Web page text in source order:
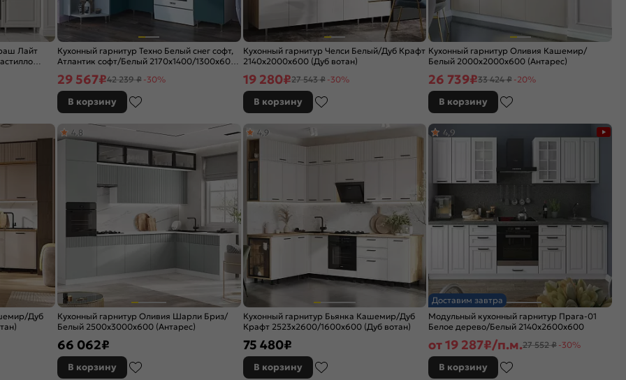
Лайт
Кухонный гарнитур Техно Белый снег софт,
Атлантик софт/Белый 2170x1400/1300x600
29 567₽42 239 ₽ -30%
В корзину
Кухонный гарнитур Челси Белый/Дуб Крафт
2140x2000x600 (Дуб вотан)
19 280₽27 543 ₽ -30%
В корзину
Кухонный гарнитур Оливия Кашемир/
Белый 2000x2000x600 (Антарес)
26 739₽33 424 ₽ -20%
В корзину
Дуб
Кухонный гарнитур Оливия Шарли Бриз/
Белый 2500x3000x600 (Антарес)
4,8
66 062₽
В корзину
Кухонный гарнитур Бьянка Кашемир/Дуб
Крафт 2523x2600/1600x600 (Дуб вотан)
4,9
75 480₽
В корзину
Доставим завтра
Модульный кухонный гарнитур Прага-01
Белое дерево/Белый 2140x2600x600
4,9
от19 287₽/п.м.27 552 ₽ -30%
В корзину